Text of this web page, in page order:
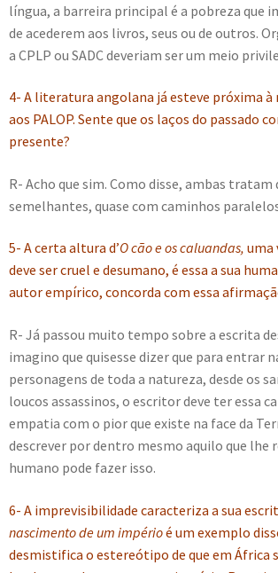
língua, a barreira principal é a pobreza que
de acederem aos livros, seus ou de outros.
a CPLP ou SADC deveriam ser um meio
4- A literatura angolana já esteve próxima à
aos PALOP. Sente que os laços do passado
presente?
R- Acho que sim. Como disse, ambas tratam
semelhantes, quase com caminhos
5- A certa altura d’O cão e os caluandas, uma
deve ser cruel e desumano, é essa a sua
autor empírico, concorda com essa
R- Já passou muito tempo sobre a escrita
imagino que quisesse dizer que para entrar
personagens de toda a natureza, desde os
loucos assassinos, o escritor deve ter essa
empatia com o pior que existe na face da
descrever por dentro mesmo aquilo que lhe
humano pode fazer isso.
6- A imprevisibilidade caracteriza a sua
nascimento de um impérioé um exemplo
desmistifica o estereótipo de que em África